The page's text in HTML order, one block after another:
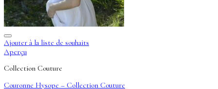
Ajouter à la liste de souhaits
Aperçu
Collection Couture
Couronne Hysope – Collection Couture